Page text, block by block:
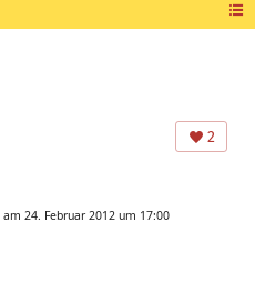
2
am 24. Februar 2012 um 17:00